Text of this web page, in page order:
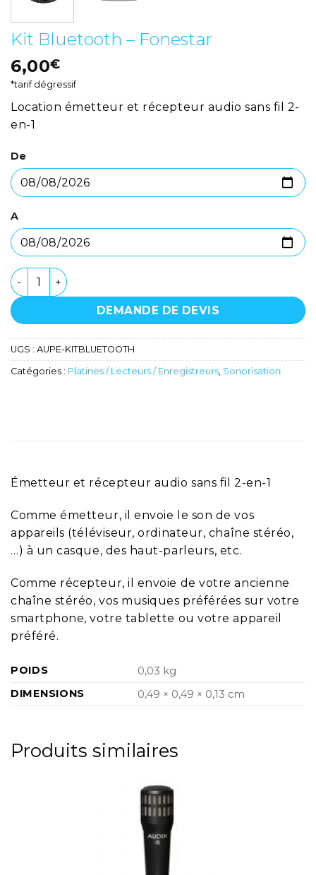
Kit Bluetooth – Fonestar
6,00€
*tarif dégressif
Location émetteur et récepteur audio sans fil 2-
en-1
De
A
quantité de Kit Bluetooth - Fonestar
DEMANDE DE DEVIS
UGS : AUPE-KITBLUETOOTH
Catégories : Platines / Lecteurs / Enregistreurs, Sonorisation
Émetteur et récepteur audio sans fil 2-en-1
Comme émetteur, il envoie le son de vos
appareils (téléviseur, ordinateur, chaîne stéréo,
…) à un casque, des haut-parleurs, etc.
Comme récepteur, il envoie de votre ancienne
chaîne stéréo, vos musiques préférées sur votre
smartphone, votre tablette ou votre appareil
préféré.
POIDS
0,03 kg
DIMENSIONS
0,49 × 0,49 × 0,13 cm
Produits similaires